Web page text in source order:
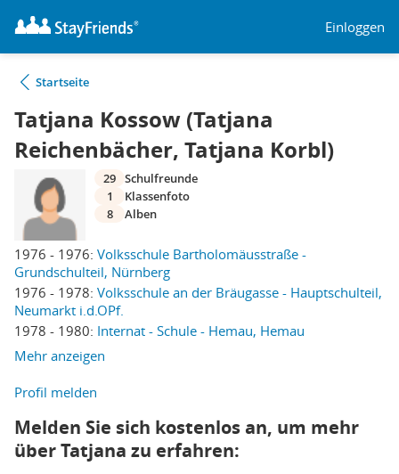
Einloggen
Startseite
Tatjana Kossow (Tatjana
Reichenbächer, Tatjana Korbl)
1976 - 1976: Volksschule Bartholomäusstraße -
Grundschulteil, Nürnberg
1976 - 1978: Volksschule an der Bräugasse - Hauptschulteil,
Neumarkt i.d.OPf.
1978 - 1980: Internat - Schule - Hemau, Hemau
Mehr anzeigen
29 Schulfreunde
1
Klassenfoto
8
Alben
Profil melden
Melden Sie sich kostenlos an, um mehr
über Tatjana zu erfahren: